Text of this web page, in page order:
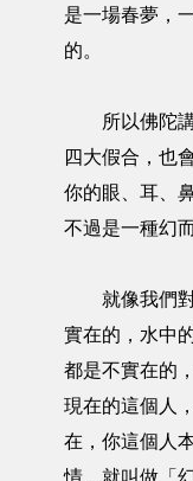
是一場春夢，
的。
所以佛陀講
四大假合，也
你的眼、耳、
不過是一種幻而
就像我們對
實在的，水中
都是不實在的
現在的這個人
在，你這個人
情，就叫做「